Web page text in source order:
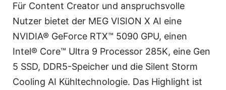
Für Content Creator und anspruchsvolle
Nutzer bietet der MEG VISION X AI eine
NVIDIA® GeForce RTX™ 5090 GPU, einen
Intel® Core™ Ultra 9 Processor 285K, eine Gen
5 SSD, DDR5-Speicher und die Silent Storm
Cooling AI Kühltechnologie. Das Highlight ist